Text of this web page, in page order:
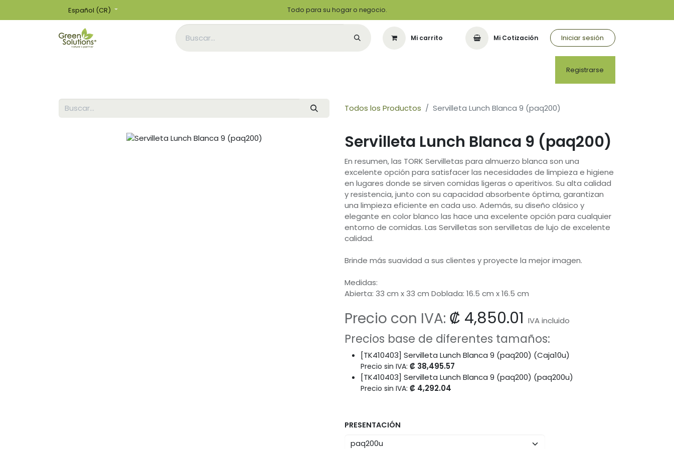
Español (CR) Todo para su hogar o negocio.
Mi carrito Mi Cotización Iniciar sesión
Registrarse
Todos los Productos Servilleta Lunch Blanca 9 (paq200)
Servilleta Lunch Blanca 9 (paq200)
En resumen, las TORK Servilletas para almuerzo blanca son una
excelente opción para satisfacer las necesidades de limpieza e higiene
en lugares donde se sirven comidas ligeras o aperitivos. Su alta calidad
y resistencia, junto con su capacidad absorbente óptima, garantizan
una limpieza eficiente en cada uso. Además, su diseño clásico y
elegante en color blanco las hace una excelente opción para cualquier
entorno de comidas. Las Servilletas son servilletas de lujo de excelente
calidad.
Brinde más suavidad a sus clientes y proyecte la mejor imagen.
Medidas:
Abierta: 33 cm x 33 cm Doblada: 16.5 cm x 16.5 cm
Precio con IVA: ₡ 4,850.01 IVA incluido
Precios base de diferentes tamaños:
[TK410403] Servilleta Lunch Blanca 9 (paq200) (Caja10u)
Precio sin IVA: ₡ 38,495.57
[TK410403] Servilleta Lunch Blanca 9 (paq200) (paq200u)
Precio sin IVA: ₡ 4,292.04
PRESENTACIÓN